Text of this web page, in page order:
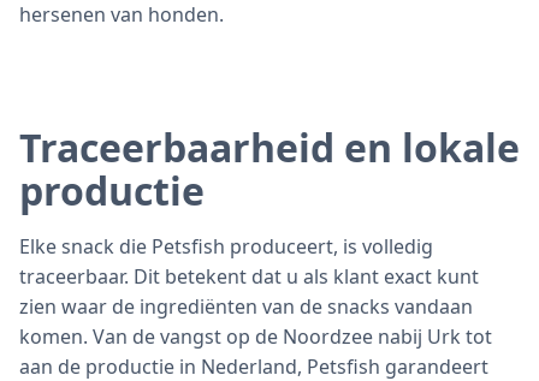
hersenen van honden.
Traceerbaarheid en lokale
productie
Elke snack die Petsfish produceert, is volledig
traceerbaar. Dit betekent dat u als klant exact kunt
zien waar de ingrediënten van de snacks vandaan
komen. Van de vangst op de Noordzee nabij Urk tot
aan de productie in Nederland, Petsfish garandeert